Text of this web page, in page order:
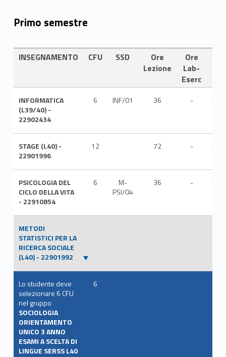
Primo semestre
INSEGNAMENTO CFU SSD
Ore
Lezione
Ore
Lab-
Eserc
INFORMATICA
(L39/40) -
22902434
6 INF/01 36 -
STAGE (L40) -
22901996
12 72 -
PSICOLOGIA DEL
CICLO DELLA VITA
- 22910854
6
M-
PSI/04
36 -
METODI
STATISTICI PER LA
RICERCA SOCIALE
(L40) - 22901992
Lo studente deve
selezionare 6 CFU
nel gruppo
SOCIOLOGIA
ORIENTAMENTO
UNICO 3 ANNO
ESAMI A SCELTA DI
LINGUE SERSS L40
6